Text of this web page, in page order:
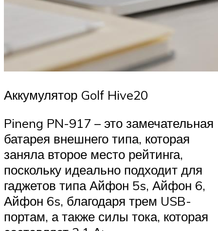
Аккумулятор Golf Hive20
Pineng PN-917 – это замечательная
батарея внешнего типа, которая
заняла второе место рейтинга,
поскольку идеально подходит для
гаджетов типа Айфон 5s, Айфон 6,
Айфон 6s, благодаря трем USB-
портам, а также силы тока, которая